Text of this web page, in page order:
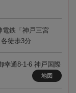
鉄「神戸三宮
徒歩3分
幸通8-1-6 神戸国際
地図